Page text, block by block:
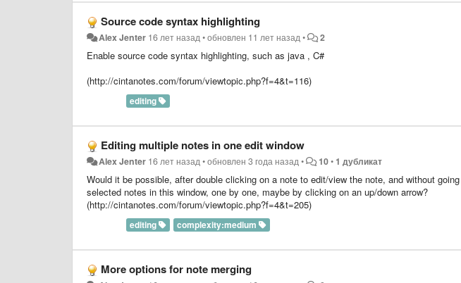
Source code syntax highlighting
Alex Jenter 16 лет назад•обновлен 11 лет назад• 2
Enable source code syntax highlighting, such as java , C#
(http://cintanotes.com/forum/viewtopic.php?f=4&t=116)
editing
Editing multiple notes in one edit window
Alex Jenter 16 лет назад•обновлен3 года назад• 10• 1 дубликат
Would it be possible, after double clicking on a note to edit/view the note, and without
selected notes in this window, one by one, maybe by clicking on an up/down arrow?
(http://cintanotes.com/forum/viewtopic.php?f=4&t=205)
editing complexity:medium
More options for note merging